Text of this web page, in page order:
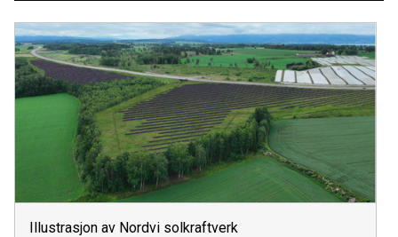
Illustrasjon av Nordvi solkraftverk